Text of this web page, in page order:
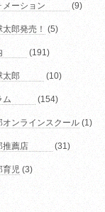
メーション (9)
郎発売！ (5)
(191)
太郎 (10)
ム (154)
オンラインスクール (1)
推薦店 (31)
育児 (3)